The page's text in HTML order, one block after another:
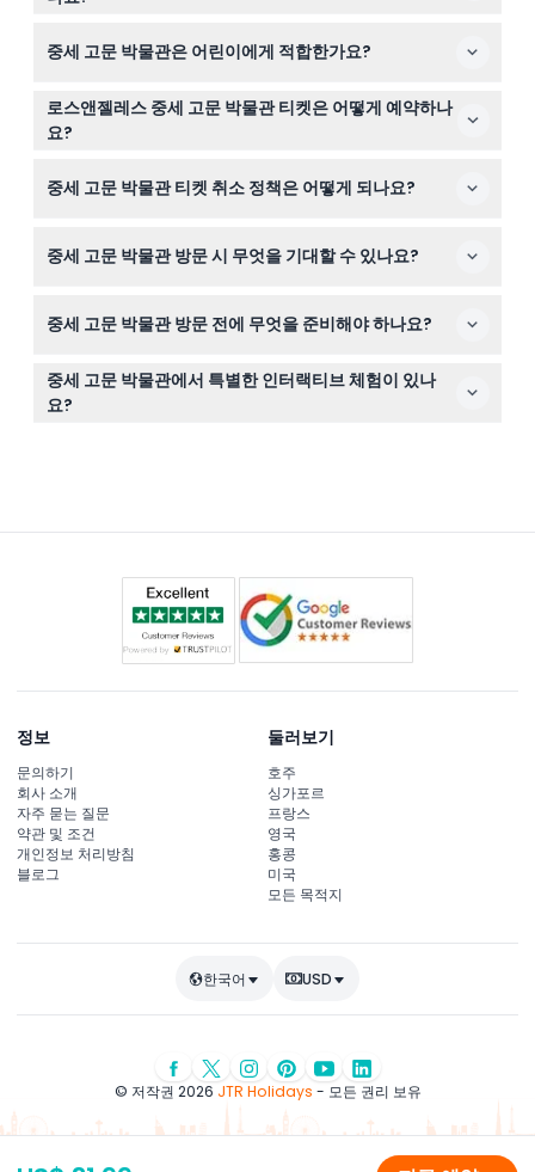
지, 금요일과 토요일은 오전 11시부터 오후 11시까지, 일요일
폐관 30분 전이며(변경될 수 있으므로 예약 시 반드시 확인
하세요).
중세 고문 박물관은 어린이에게 적합한가요?
11세에서 17세 사이 어린이는 유료 성인과 함께 방문할 수
있으며, 11세 미만 어린이는 유료 성인 1명과 함께 무료 입장
할 수 있습니다. 박물관은 주로 18세에서 99세 방문객을 대
로스앤젤레스 중세 고문 박물관 티켓은 어떻게 예약하나
요?
을 예약할 수 있습니다. 예약 확정 전 이용 가능 시간과 세
중세 고문 박물관 티켓 취소 정책은 어떻게 되나요?
올바른 날짜와 시간을 선택했는지 꼭 확인하세요.
중세 고문 박물관 방문 시 무엇을 기대할 수 있나요?
이상의 복원된 중세 고문 기구를 탐험하며 역사적 배경과
중세 고문 박물관 방문 전에 무엇을 준비해야 하나요?
입장을 위해 휴대폰에 저장된 티켓 확인서 또는 출력물을
지참하고, 교육용 오디오 가이드가 포함된 실내 도보 관람
에 대비하세요.
중세 고문 박물관에서 특별한 인터랙티브 체험이 있나
요?
정보
문의하기
회사 소개
자주 묻는 질문
약관 및 조건
개인정보 처리방침
블로그
둘러보기
호주
싱가포르
프랑스
영국
홍콩
미국
모든 목적지
한국어 USD
© 저작권 2026 JTR Holidays - 모든 권리 보유